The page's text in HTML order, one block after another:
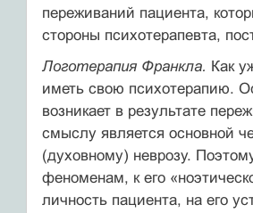
переживаний пациента,
стороны психотерапевта,
Логотерапия Франкла. Как
иметь свою психотерапию.
возникает в результате
смыслу является основной
(духовному) неврозу.
феноменам, к его
личность пациента, на его